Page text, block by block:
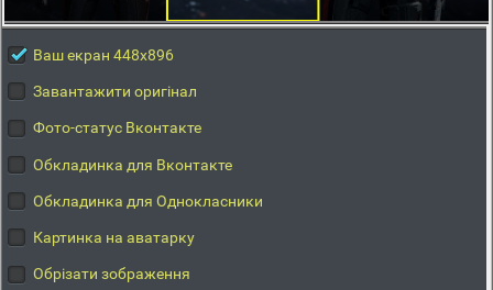
Ваш екран 448x896
Завантажити оригінал
Фото-статус Вконтакте
Обкладинка для Вконтакте
Обкладинка для Однокласники
Картинка на аватарку
Обрізати зображення